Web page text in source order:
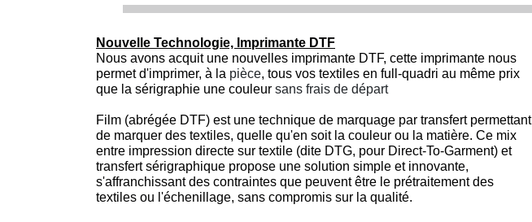
Nouvelle Technologie, Imprimante DTF
Nous avons acquit une nouvelles imprimante DTF, cette imprimante nous
permet d'imprimer, à la pièce, tous vos textiles en full-quadri au même prix
que la sérigraphie une couleur sans frais de départ
Film (abrégée DTF) est une technique de marquage par transfert permettant
de marquer des textiles, quelle qu'en soit la couleur ou la matière. Ce mix
entre impression directe sur textile (dite DTG, pour Direct-To-Garment) et
transfert sérigraphique propose une solution simple et innovante,
s'affranchissant des contraintes que peuvent être le prétraitement des
textiles ou l'échenillage, sans compromis sur la qualité.